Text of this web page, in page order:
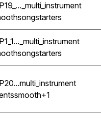
songstarters
songstarters
smooth+1